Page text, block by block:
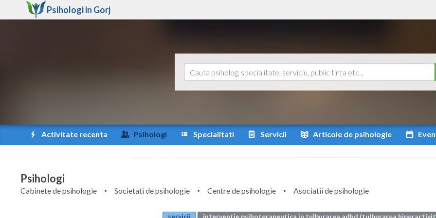
Psihologi in Gorj
Activitate recenta Psihologi Specialitati Servicii Articole de psihologie
Psihologi
Cabinete de psihologie Societati de psihologie Centre de psihologie
Asociatii de psihologie
servicii
interventie psihoterapeutica in tulburarea adhd (tulburarea